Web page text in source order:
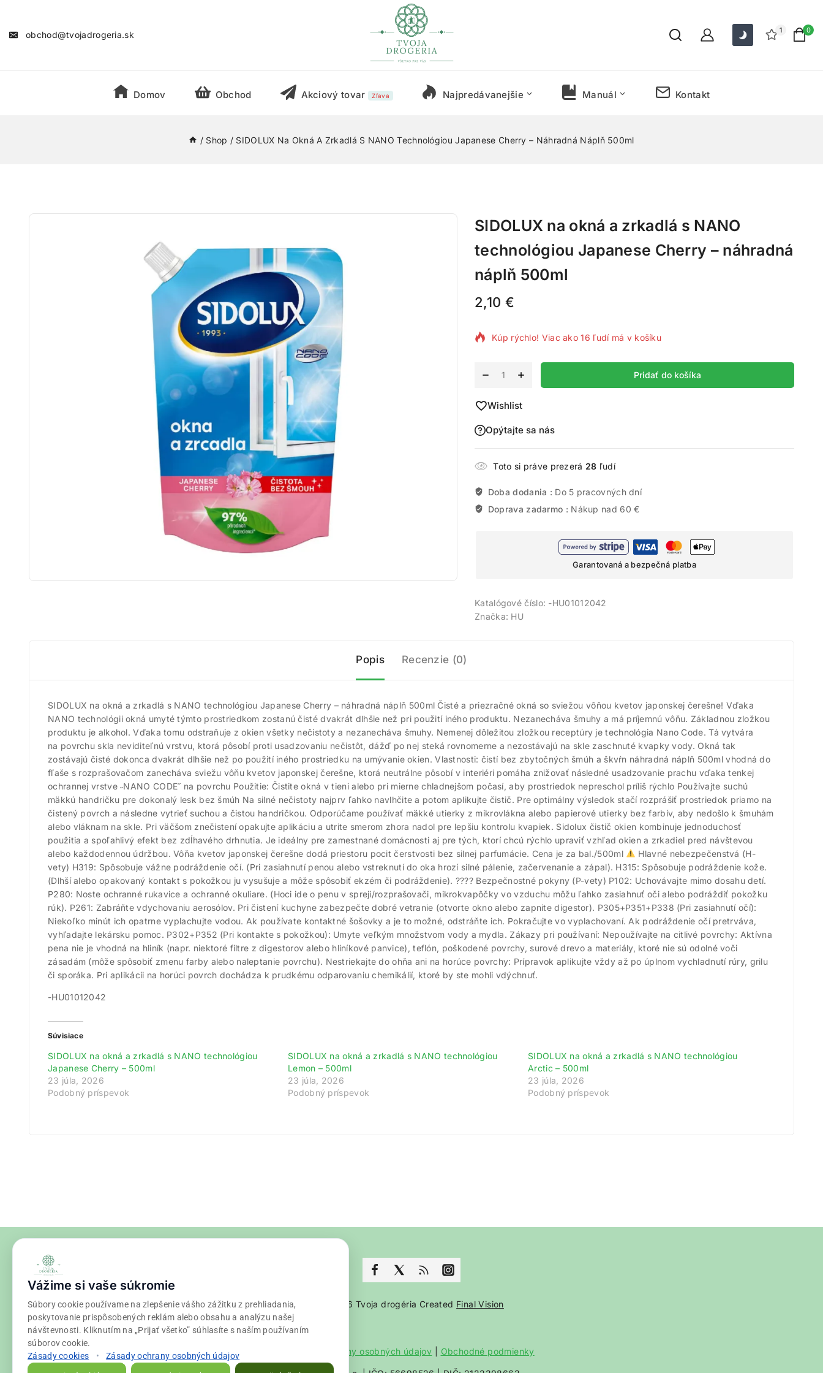
obchod@tvojadrogeria.sk 1 0
Domov Obchod Akciový tovar Zľava Najpredávanejšie Manuál Kontakt
/ Shop / SIDOLUX Na Okná A Zrkadlá S NANO Technológiou Japanese Cherry – Náhradná Náplň 500ml
SIDOLUX na okná a zrkadlá s NANO
technológiou Japanese Cherry – náhradná
náplň 500ml
2,10 €
16 produktov predaných za posledných 18 hodín
Kúp rýchlo! Viac ako 16 ľudí má v košíku
Pridať do košíka
Wishlist
Opýtajte sa nás
Toto si práve prezerá 28 ľudí
Doba dodania : Do 5 pracovných dní
Doprava zadarmo : Nákup nad 60 €
Garantovaná a bezpečná platba
Katalógové číslo: -HU01012042
Značka: HU
Popis Recenzie (0)
SIDOLUX na okná a zrkadlá s NANO technológiou Japanese Cherry – náhradná náplň 500ml Čisté a priezračné okná so sviežou vôňou kvetov japonskej čerešne! Vďaka
NANO technológii okná umyté týmto prostriedkom zostanú čisté dvakrát dlhšie než pri použití iného produktu. Nezanecháva šmuhy a má príjemnú vôňu. Základnou zložkou
produktu je alkohol. Vďaka tomu odstraňuje z okien všetky nečistoty a nezanecháva šmuhy. Nemenej dôležitou zložkou receptúry je technológia Nano Code. Tá vytvára
na povrchu skla neviditeľnú vrstvu, ktorá pôsobí proti usadzovaniu nečistôt, dážď po nej steká rovnomerne a nezostávajú na skle zaschnuté kvapky vody. Okná tak
zostávajú čisté dokonca dvakrát dlhšie než po použití iného prostriedku na umývanie okien. Vlastnosti: čistí bez zbytočných šmúh a škvŕn náhradná náplň 500ml vhodná do
fľaše s rozprašovačom zanecháva sviežu vôňu kvetov japonskej čerešne, ktorá neutrálne pôsobí v interiéri pomáha znižovať následné usadzovanie prachu vďaka tenkej
ochrannej vrstve ˶NANO CODE˝ na povrchu Použitie: Čistite okná v tieni alebo pri mierne chladnejšom počasí, aby prostriedok nepreschol príliš rýchlo Používajte suchú
mäkkú handričku pre dokonalý lesk bez šmúh Na silné nečistoty najprv ľahko navlhčite a potom aplikujte čistič. Pre optimálny výsledok stačí rozprášiť prostriedok priamo na
čistený povrch a následne vytrieť suchou a čistou handričkou. Odporúčame používať mäkké utierky z mikrovlákna alebo papierové utierky bez farbív, aby nedošlo k šmuhám
alebo vláknam na skle. Pri väčšom znečistení opakujte aplikáciu a utrite smerom zhora nadol pre lepšiu kontrolu kvapiek. Sidolux čistič okien kombinuje jednoduchosť
použitia a spoľahlivý efekt bez zdĺhavého drhnutia. Je ideálny pre zamestnané domácnosti aj pre tých, ktorí chcú rýchlo upraviť vzhľad okien a zrkadiel pred návštevou
alebo každodennou údržbou. Vôňa kvetov japonskej čerešne dodá priestoru pocit čerstvosti bez silnej parfumácie. Cena je za bal./500ml
Hlavné nebezpečenstvá (H-
vety) H319: Spôsobuje vážne podráždenie očí. (Pri zasiahnutí penou alebo vstreknutí do oka hrozí silné pálenie, začervenanie a zápal). H315: Spôsobuje podráždenie kože.
(Dlhší alebo opakovaný kontakt s pokožkou ju vysušuje a môže spôsobiť ekzém či podráždenie). ???? Bezpečnostné pokyny (P-vety) P102: Uchovávajte mimo dosahu detí.
P280: Noste ochranné rukavice a ochranné okuliare. (Hoci ide o penu v spreji/rozprašovači, mikrokvapôčky vo vzduchu môžu ľahko zasiahnuť oči alebo podráždiť pokožku
rúk). P261: Zabráňte vdychovaniu aerosólov. Pri čistení kuchyne zabezpečte dobré vetranie (otvorte okno alebo zapnite digestor). P305+P351+P338 (Pri zasiahnutí očí):
Niekoľko minút ich opatrne vyplachujte vodou. Ak používate kontaktné šošovky a je to možné, odstráňte ich. Pokračujte vo vyplachovaní. Ak podráždenie očí pretrváva,
vyhľadajte lekársku pomoc. P302+P352 (Pri kontakte s pokožkou): Umyte veľkým množstvom vody a mydla. Zákazy pri používaní: Nepoužívajte na citlivé povrchy: Aktívna
pena nie je vhodná na hliník (napr. niektoré filtre z digestorov alebo hliníkové panvice), teflón, poškodené povrchy, surové drevo a materiály, ktoré nie sú odolné voči
zásadám (môže spôsobiť zmenu farby alebo naleptanie povrchu). Nestriekajte do ohňa ani na horúce povrchy: Prípravok aplikujte vždy až po úplnom vychladnutí rúry, grilu
či sporáka. Pri aplikácii na horúci povrch dochádza k prudkému odparovaniu chemikálií, ktoré by ste mohli vdýchnuť. ​ ​​
-HU01012042
Súvisiace
SIDOLUX na okná a zrkadlá s NANO technológiou
Japanese Cherry – 500ml
23 júla, 2026
Podobný príspevok
SIDOLUX na okná a zrkadlá s NANO technológiou
Lemon – 500ml
23 júla, 2026
Podobný príspevok
SIDOLUX na okná a zrkadlá s NANO technológiou
Arctic – 500ml
23 júla, 2026
Podobný príspevok
© 2026 Tvoja drogéria Created Final Vision
Zásady ochrany osobných údajov Obchodné podmienky
Vážime si vaše súkromie
Súbory cookie používame na zlepšenie vášho zážitku z prehliadania,
poskytovanie prispôsobených reklám alebo obsahu a analýzu našej
návštevnosti. Kliknutím na „Prijať všetko” súhlasíte s naším používaním
súborov cookie.
Zásady cookies
• Zásady ochrany osobných údajov